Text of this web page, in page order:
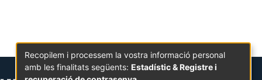
Recopilem i processem la vostra informació personal
amb les finalitats següents: Estadístic & Registre i